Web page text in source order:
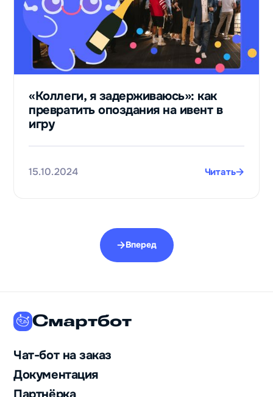
«Коллеги, я задерживаюсь»: как
превратить опоздания на ивент в
игру
15.10.2024 Читать
Вперед
Смартбот
Чат-бот на заказ
Документация